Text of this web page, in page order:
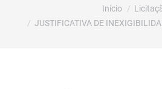
Início
JUSTIFICATIVA DE